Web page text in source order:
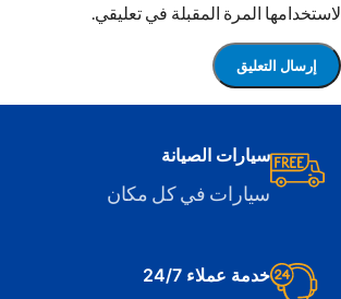
لاستخدامها المرة المقبلة في تعليقي.
سيارات الصيانة
سيارات في كل مكان
خدمة عملاء 24/7